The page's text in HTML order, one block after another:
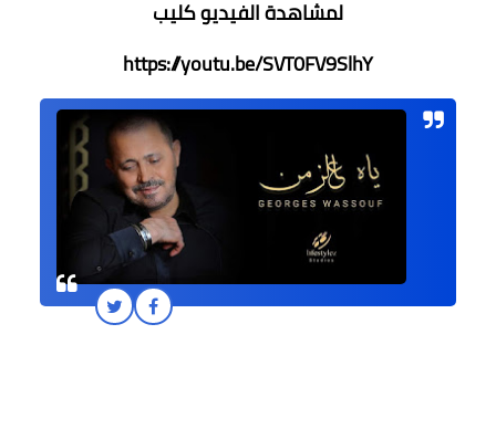
لمشاهدة الفيديو كليب
https://youtu.be/SVT0FV9SlhY